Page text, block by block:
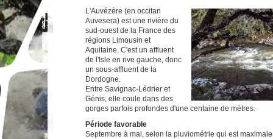
L'Auvézère (en occitan
Auvesera) est une rivière du
sud-ouest de la France des
régions Limousin et
Aquitaine. C'est un affluent
de l'Isle en rive gauche, donc
un sous-affluent de la
Dordogne.
Entre Savignac-Lédrier et
Génis, elle coule dans des
gorges parfois profondes d'une centaine de mètres.
Période favorable
Septembre à mai, selon la pluviométrie qui est